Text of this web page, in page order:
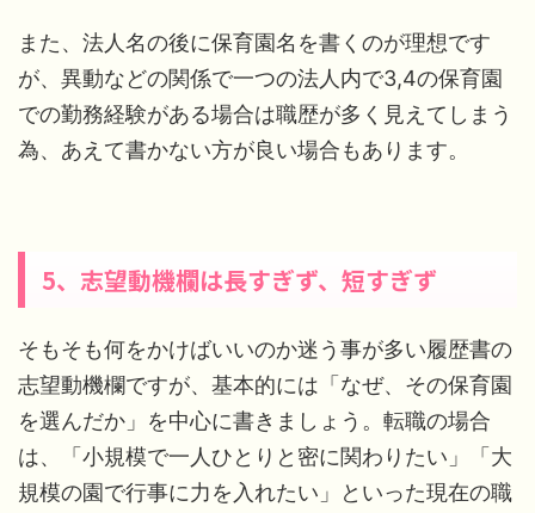
また、法人名の後に保育園名を書くのが理想です
が、異動などの関係で一つの法人内で3,4の保育園
での勤務経験がある場合は職歴が多く見えてしまう
為、あえて書かない方が良い場合もあります。
5、志望動機欄は長すぎず、短すぎず
そもそも何をかけばいいのか迷う事が多い履歴書の
志望動機欄ですが、基本的には「なぜ、その保育園
を選んだか」を中心に書きましょう。転職の場合
は、「小規模で一人ひとりと密に関わりたい」「大
規模の園で行事に力を入れたい」といった現在の職